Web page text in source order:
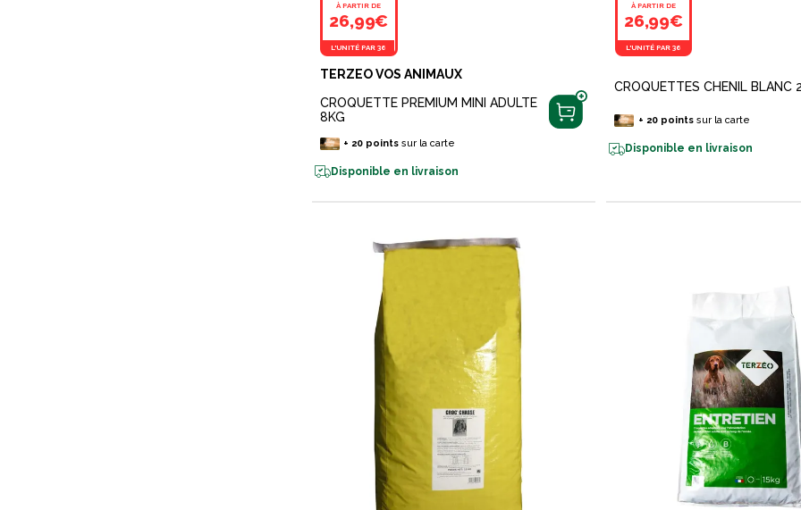
À PARTIR DE
26,99€
L'UNITÉ PAR 36
TERZEO VOS ANIMAUX
CROQUETTE PREMIUM MINI ADULTE
8KG
+20 points sur la carte
Disponible en livraison
À PARTIR DE
26,99€
L'UNITÉ PAR 36
CROQUETTES CHENIL BLANC
+ 20pointssur la carte
Disponible en livraison